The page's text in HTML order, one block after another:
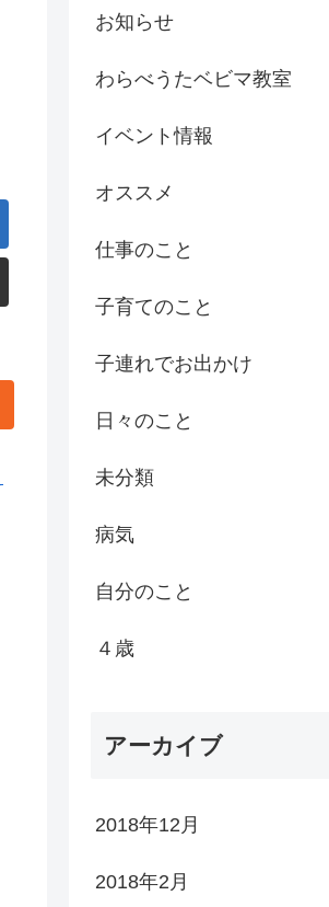
お知らせ
わらべうたベビマ教室
イベント情報
オススメ
仕事のこと
子育てのこと
子連れでお出かけ
日々のこと
未分類
病気
自分のこと
４歳
アーカイブ
2018年12月
2018年2月